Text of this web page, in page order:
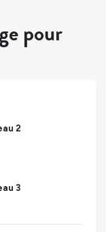
pour
2
3